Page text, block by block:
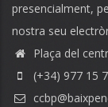
presencialment,
nostra seu
Plaça del
(+34) 977 15